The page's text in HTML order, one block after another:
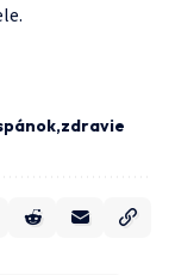
zdravie